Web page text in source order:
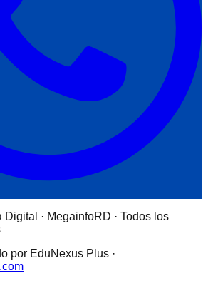
· MegainfoRD · Todos los
por EduNexus Plus ·